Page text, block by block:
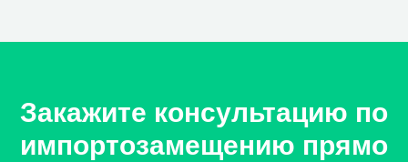
Закажите консультацию по
импортозамещению прямо
Российский офисный пакет
RuPost